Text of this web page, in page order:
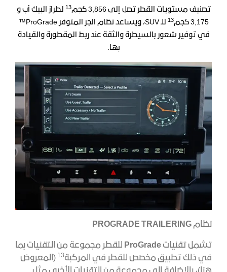
تصنيف مستويات القطر تصل إلى 3,856 كجم 13 لطراز البيك أب و
3,175 كجم
13
للـ SUV، ويساعد نظام الجر المتوفر ProGrade™
في توفير شعور بالسيطرة والثقة عند ربط المقطورة والقيادة
بها.
نظامPROGRADE TRAILERING
تشمل تقنياتProGrade للقطر مجموعة من التقنيات بما
في ذلك تطبيق مخصص للقطر في المركبة13 (المعروض